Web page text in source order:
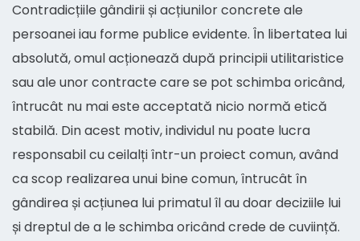
Contradicțiile gândirii și acțiunilor concrete ale
persoanei iau forme publice evidente. În libertatea lui
absolută, omul acționează după principii utilitaristice
sau ale unor contracte care se pot schimba oricând,
întrucât nu mai este acceptată nicio normă etică
stabilă. Din acest motiv, individul nu poate lucra
responsabil cu ceilalți într-un proiect comun, având
ca scop realizarea unui bine comun, întrucât în
gândirea și acțiunea lui primatul îl au doar deciziile lui
și dreptul de a le schimba oricând crede de cuviință.